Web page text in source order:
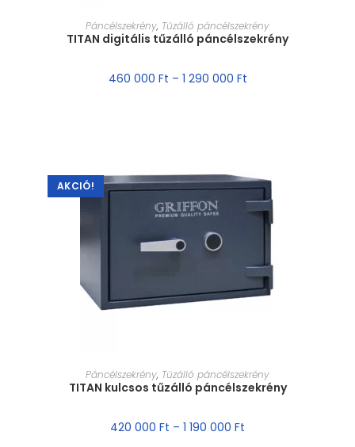
MÉRET VÁLASZTÁSA
Páncélszekrény, Tűzálló páncélszekrény
TITAN digitális tűzálló páncélszekrény
460 000 Ft – 1 290 000 Ft
AKCIÓ!
MÉRET VÁLASZTÁSA
Páncélszekrény, Tűzálló páncélszekrény
TITAN kulcsos tűzálló páncélszekrény
420 000 Ft – 1 190 000 Ft